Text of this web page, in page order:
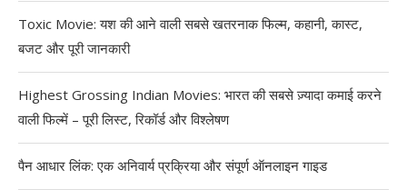
Toxic Movie: यश की आने वाली सबसे खतरनाक फिल्म, कहानी, कास्ट,
बजट और पूरी जानकारी
Highest Grossing Indian Movies: भारत की सबसे ज़्यादा कमाई करने
वाली फिल्में – पूरी लिस्ट, रिकॉर्ड और विश्लेषण
पैन आधार लिंक: एक अनिवार्य प्रक्रिया और संपूर्ण ऑनलाइन गाइड